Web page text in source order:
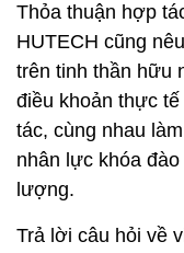
Thỏa thuận hợp
HUTECH cũng
trên tinh thần hữu
điều khoản thực
tác, cùng nhau
nhân lực khóa
lượng.
Trả lời câu hỏi về